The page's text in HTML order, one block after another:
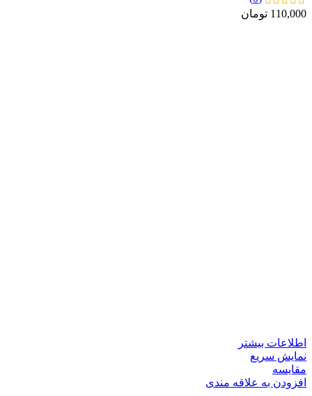
110,000 تومان
اطلاعات بیشتر
نمایش سریع
مقايسه
افزودن به علاقه مندی